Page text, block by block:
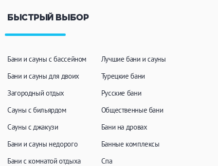
БЫСТРЫЙ ВЫБОР
Бани и сауны с бассейном
Бани и сауны для двоих
Загородный отдых
Сауны с бильярдом
Сауны с джакузи
Бани и сауны недорого
Бани с комнатой отдыха
Лучшие бани и сауны
Турецкие бани
Русские бани
Общественные бани
Бани на дровах
Банные комплексы
Спа